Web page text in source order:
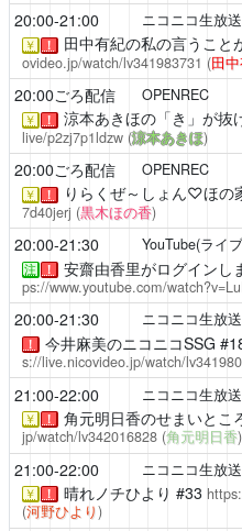
20:00-21:00 ニコニコ生放送
￥ ！ 田中有紀の私の言うこと
ovideo.jp/watch/lv341983731 (田
20:00ごろ配信 OPENREC
￥ ！ 涼本あきほの「き」が抜
live/p2zj7p1ldzw (涼本あきほ)
20:00ごろ配信 OPENREC
￥ ！ りらくぜ～しょん♡ほの
7d40jerj (黒木ほの香)
20:00-21:30 YouTube(ライ
注 ！ 安齋由香里がログインし
ps://www.youtube.com/
20:00-21:30 ニコニコ生放送
！ 今井麻美のニコニコSSG
s://live.nicovideo.jp/watch/
21:00-22:00 ニコニコ生放送
￥ ！ 角元明日香のせまいとこ
jp/watch/lv342016828 (角元明日香)
21:00-22:00 ニコニコ生放送
￥ ！ 晴れノチひより #33
(河野ひより)